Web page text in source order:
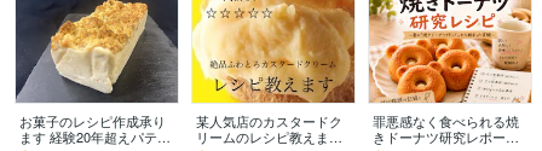
お菓子のレシピ作成承り
ます 経験20年超えパティ
某人気店のカスタードク
リームのレシピ教えます
罪悪感なく食べられる焼
きドーナツ研究レポート